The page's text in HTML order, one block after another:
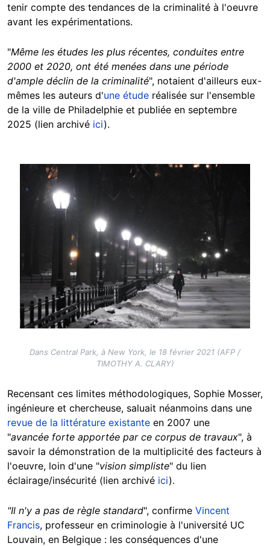
tenir compte des tendances de la criminalité à l'oeuvre
avant les expérimentations.
"Même les études les plus récentes, conduites entre
2000 et 2020, ont été menées dans une période
d'ample déclin de la criminalité", notaient d'ailleurs eux-
mêmes les auteurs d'une étude réalisée sur l'ensemble
de la ville de Philadelphie et publiée en septembre
2025 (lien archivé ici).
Dans Central Park, à New York, le 18 février 2021 (AFP /
TIMOTHY A. CLARY)
Recensant ces limites méthodologiques, Sophie Mosser,
ingénieure et chercheuse, saluait néanmoins dans une
revue de la littérature existante en 2007 une
"avancée forte apportée par ce corpus de travaux", à
savoir la démonstration de la multiplicité des facteurs à
l'oeuvre, loin d'une "vision simpliste" du lien
éclairage/insécurité (lien archivé ici).
"Il n'y a pas de règle standard", confirme Vincent
Francis, professeur en criminologie à l'université UC
Louvain, en Belgique : les conséquences d'une